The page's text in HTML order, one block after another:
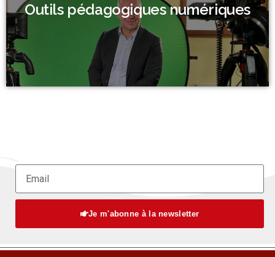
Outils pédagogiques numériques
Je m'abonne à la newsletter